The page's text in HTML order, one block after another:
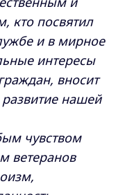
кто посвятил
и в мирное
интересы
вносит
нашей
чувством
ветеранов